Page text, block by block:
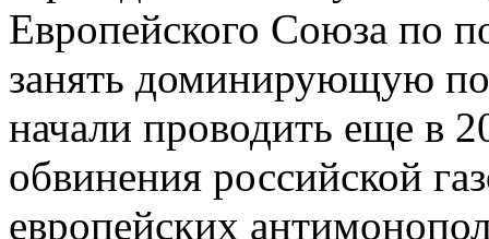
Европейского Союза по
занять доминирующую
начали проводить еще в
обвинения российской
европейских